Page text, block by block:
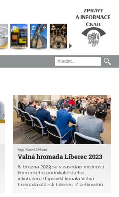
Valná hromada Liberec 2023
Ing. Karel Urban
8. března 2023 se v zasedací místnosti
libereckého podnikatelského
inkubátoru (Lipo.ink) konala Valná
hromada oblasti Liberec. Z celkového
počtu členů oblasti bylo přítomno 51, tj.